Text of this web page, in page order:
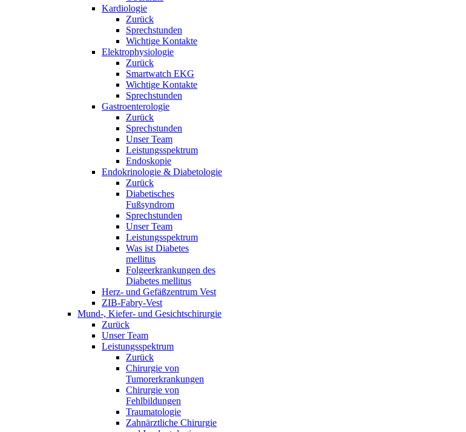
Kardiologie
Zurück
Sprechstunden
Wichtige Kontakte
Elektrophysiologie
Zurück
Smartwatch EKG
Wichtige Kontakte
Sprechstunden
Gastroenterologie
Zurück
Sprechstunden
Unser Team
Leistungsspektrum
Endoskopie
Endokrinologie & Diabetologie
Zurück
Diabetisches
Fußsyndrom
Sprechstunden
Unser Team
Leistungsspektrum
Was ist Diabetes
mellitus
Folgeerkrankungen des
Diabetes mellitus
Herz- und Gefäßzentrum Vest
ZIB-Fabry-Vest
Mund-, Kiefer- und Gesichtschirurgie
Zurück
Unser Team
Leistungsspektrum
Zurück
Chirurgie von
Tumorerkrankungen
Chirurgie von
Fehlbildungen
Traumatologie
Zahnärztliche Chirurgie